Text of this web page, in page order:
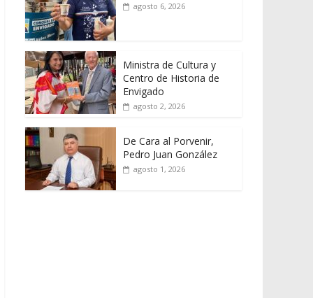
agosto 6, 2026
Ministra de Cultura y
Centro de Historia de
Envigado
agosto 2, 2026
De Cara al Porvenir,
Pedro Juan González
agosto 1, 2026